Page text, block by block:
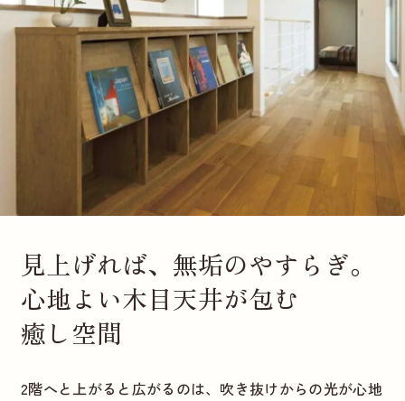
見上げれば、無垢のやすらぎ。
心地よい木目天井が包む
癒し空間
2階へと上がると広がるのは、吹き抜けからの光が心地